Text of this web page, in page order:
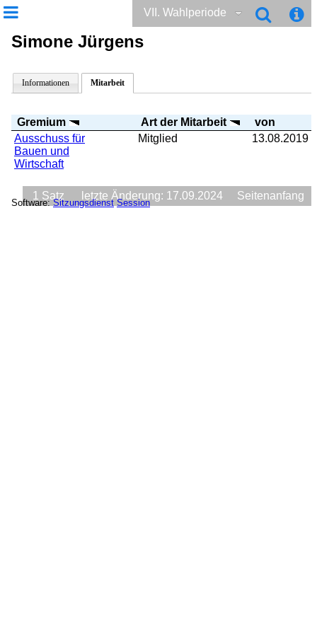
VII. Wahlperiode
Simone Jürgens
Informationen Mitarbeit
Gremium Art der Mitarbeit
von
Ausschuss für
Bauen und
Wirtschaft
Mitglied 13.08.2019
1 Satz letzte Änderung: 17.09.2024 Seitenanfang
Software:Sitzungsdienst Session